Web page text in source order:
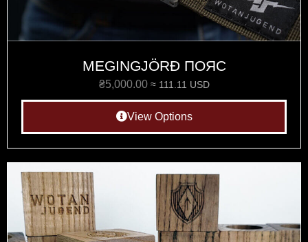
MEGINGJÖRÐ ПОЯС
₴5,000.00 ≈ 111.11 USD
View Options